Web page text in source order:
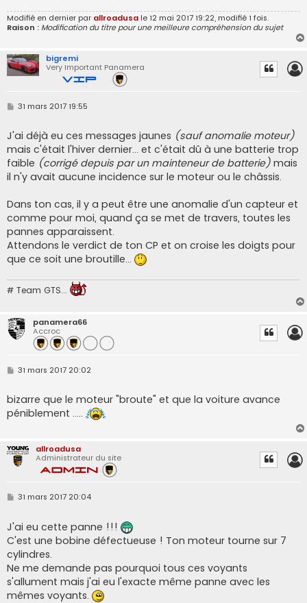
Modifié en dernier par allroadusa le 12 mai 2017 19:22, modifié 1 fois.
Raison : Modification du titre pour une meilleure compréhension du sujet
bigremi
Very Important Panamera
M
s
a
g
e
31 mars 2017 19:55
J'ai déjà eu ces messages jaunes (sauf anomalie moteur)
mais c'était l'hiver dernier... et c'était dû à une batterie trop
faible (corrigé depuis par un mainteneur de batterie) mais
il n'y avait aucune incidence sur le moteur ou le châssis.
Dans ton cas, il y a peut être une anomalie d'un capteur et
comme pour moi, quand ça se met de travers, toutes les
pannes apparaissent.
Attendons le verdict de ton CP et on croise les doigts pour
que ce soit une broutille...
# Team GTS...
panamera66
Accroc
M
s
a
g
31 mars 2017 20:02
bizarre que le moteur "broute" et que la voiture avance
péniblement .....
allroadusa
Administrateur du site
M
s
a
g
e
31 mars 2017 20:04
J'ai eu cette panne !!!
C'est une bobine défectueuse ! Ton moteur tourne sur 7
cylindres.
Ne me demande pas pourquoi tous ces voyants
s'allument mais j'ai eu l'exacte même panne avec les
mêmes voyants.